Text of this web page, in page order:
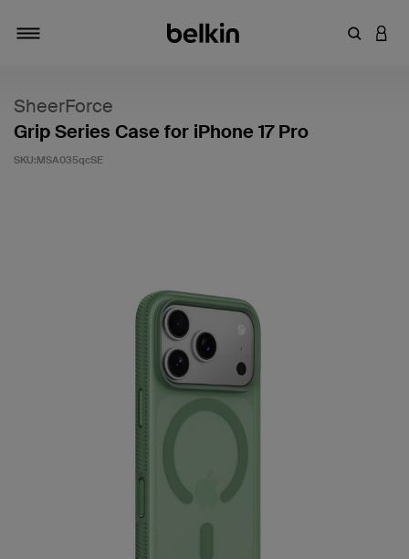
키워드
SheerForce
Grip Series Case for iPhone 17 Pro
SKU:MSA035qcSE